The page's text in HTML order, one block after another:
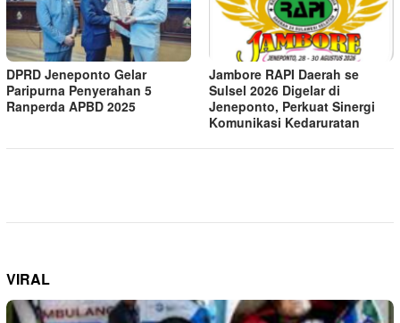
DPRD Jeneponto Gelar
Paripurna Penyerahan 5
Ranperda APBD 2025
Jambore RAPI Daerah se
Sulsel 2026 Digelar di
Jeneponto, Perkuat Sinergi
Komunikasi Kedaruratan
VIRAL